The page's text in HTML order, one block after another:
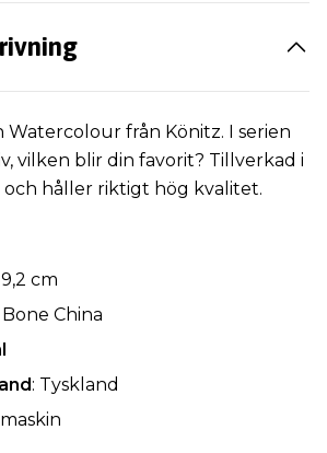
Watercolour från Könitz. I serien
vilken blir din favorit? Tillverkad i
och håller riktigt hög kvalitet.
cm
Bone China
: Tyskland